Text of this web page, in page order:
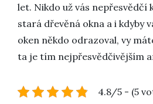
let. Nikdo už vás nepřesvědčí
stará dřevěná okna a i kdyby
oken někdo odrazoval, vy
ta je tím nejpřesvědčivějším
4.8/5 - (5